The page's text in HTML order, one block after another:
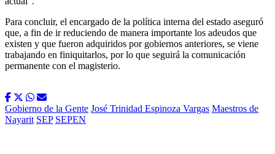
Para concluir, el encargado de la política interna del estado aseguró
que, a fin de ir reduciendo de manera importante los adeudos que
existen y que fueron adquiridos por gobiernos anteriores, se viene
trabajando en finiquitarlos, por lo que seguirá la comunicación
permanente con el magisterio.
Gobierno de la Gente José Trinidad Espinoza Vargas Maestros de
Nayarit SEP SEPEN